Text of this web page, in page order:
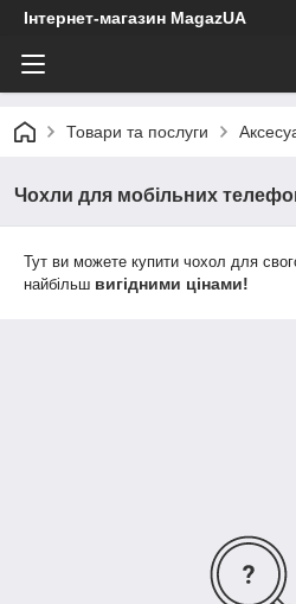
Інтернет-магазин MagazUA
Товари та послуги
Чохли для мобільних
Тут ви можете купити чохол для
найбільш вигідними цінами!